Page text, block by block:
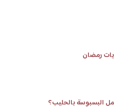
رمضان
البسبوسة بالحليب؟